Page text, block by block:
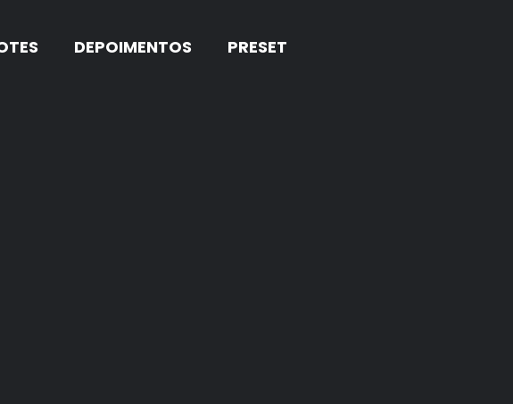
DEPOIMENTOS PRESET